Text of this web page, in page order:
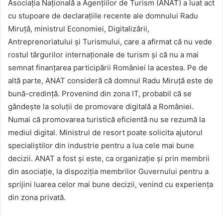
Asociația Națională a Agențiilor de Turism (ANAT) a luat act
cu stupoare de declarațiile recente ale domnului Radu
Miruță, ministrul Economiei, Digitalizării,
Antreprenoriatului și Turismului, care a afirmat că nu vede
rostul târgurilor internaționale de turism și că nu a mai
semnat finanțarea participării României la acestea. Pe de
altă parte, ANAT consideră că domnul Radu Miruță este de
bună-credință. Provenind din zona IT, probabil că se
gândește la soluții de promovare digitală a României.
Numai că promovarea turistică eficientă nu se rezumă la
mediul digital. Ministrul de resort poate solicita ajutorul
specialiștilor din industrie pentru a lua cele mai bune
decizii. ANAT a fost și este, ca organizație și prin membrii
din asociație, la dispoziția membrilor Guvernului pentru a
sprijini luarea celor mai bune decizii, venind cu experiența
din zona privată.